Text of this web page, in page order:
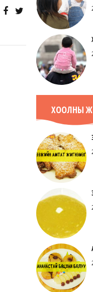
ХООЛНЫ